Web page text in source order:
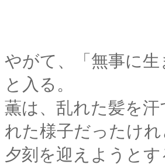
やがて、「無事に
と入る。
薫は、乱れた髪を
れた様子だったけ
夕刻を迎えようと